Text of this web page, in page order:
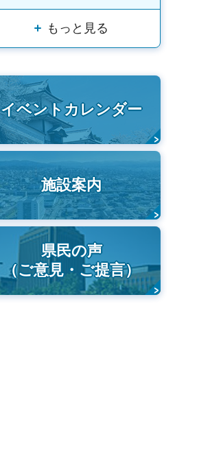
もっと見る
イベントカレンダー
施設案内
県民の声
（ご意見・ご提言）